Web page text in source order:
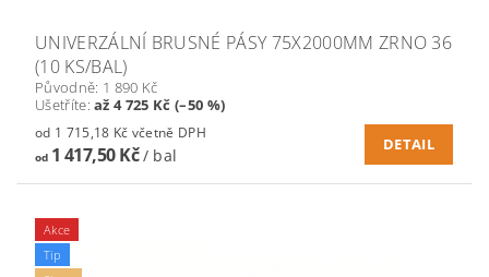
UNIVERZÁLNÍ BRUSNÉ PÁSY 75X2000MM ZRNO 36
(10 KS/BAL)
Původně: 1 890 Kč
Ušetříte:až 4 725 Kč (–50 %)
od 1 715,18 Kč včetně DPH
od1 417,50 Kč/ bal
DETAIL
Akce
Tip